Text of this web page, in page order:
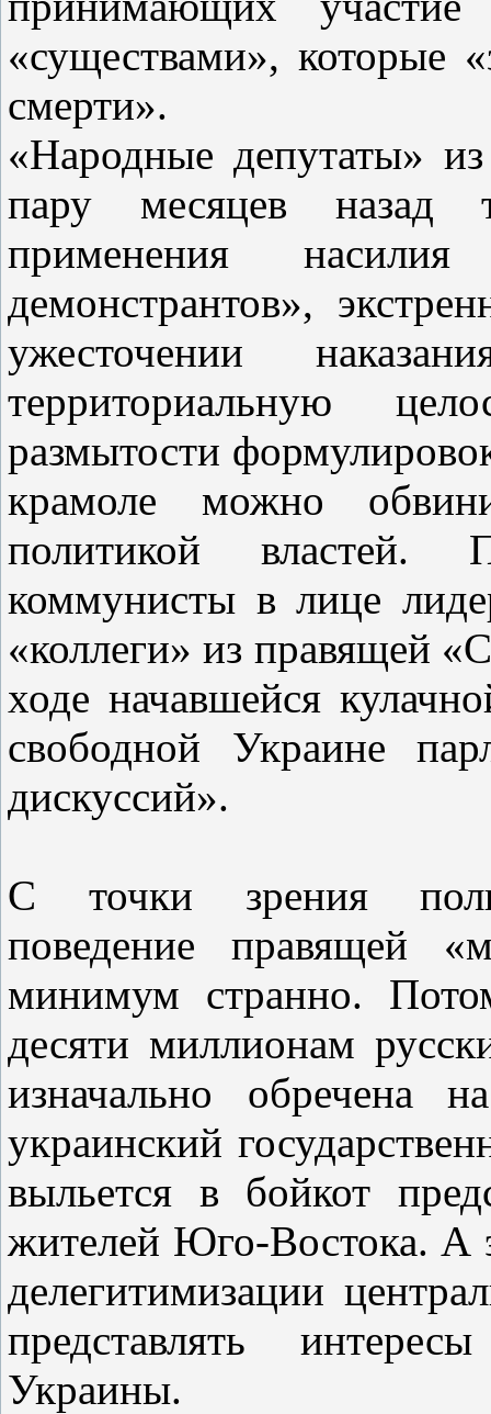
«существами», которые
смерти».
«Народные депутаты»
пару месяцев назад
применения
демонстрантов»,
ужесточении
территориальную
размытости
крамоле можно
политикой властей.
коммунисты в лице
«коллеги» из правящей
ходе начавшейся
свободной Украине
дискуссий».
С точки зрения
поведение правящей
минимум странно.
десяти миллионам
изначально обречена
украинский
выльется в бойкот
жителей Юго-Востока. А
делегитимизации
представлять
Украины.